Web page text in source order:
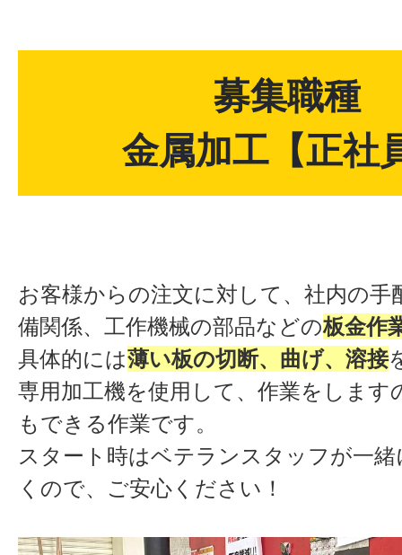
募集職種
金属加工【正社
お客様からの注文に対して、社内の手
備関係、工作機械の部品などの板金作
具体的には薄い板の切断、曲げ、溶接
専用加工機を使用して、作業をします
もできる作業です。
スタート時はベテランスタッフが一
くので、ご安心ください！